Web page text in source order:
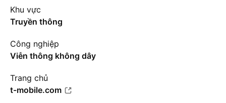
Khu vực
Truyền thông
Công nghiệp
Viễn thông không dây
Trang chủ
t-mobile.com